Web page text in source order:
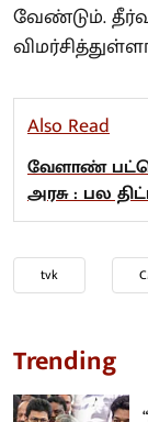
வேண்டும்.
Also Read
வேளாண்
அரசு : பல
tvk
Trending